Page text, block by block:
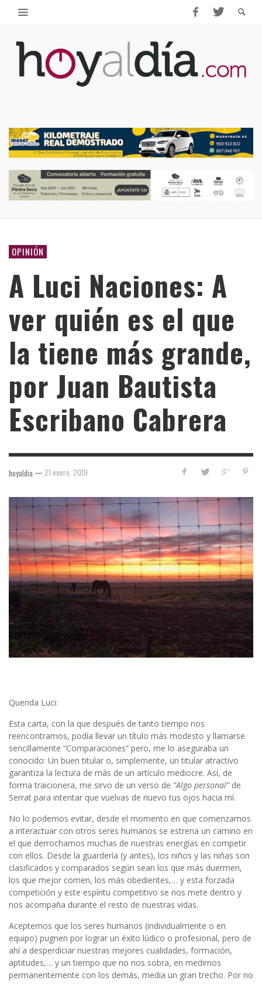
OPINIÓN
A Luci Naciones: A
ver quién es el que
la tiene más grande,
por Juan Bautista
Escribano Cabrera
hoyaldia — 21 enero, 2019
Querida Luci:
Esta carta, con la que después de tanto tiempo nos
reencontramos, podía llevar un título más modesto y llamarse
sencillamente “Comparaciones” pero, me lo aseguraba un
conocido: Un buen titular o, simplemente, un titular atractivo
garantiza la lectura de más de un artículo mediocre. Así, de
forma traicionera, me sirvo de un verso de “Algo personal” de
Serrat para intentar que vuelvas de nuevo tus ojos hacia mí.
No lo podemos evitar, desde el momento en que comenzamos
a interactuar con otros seres humanos se estrena un camino en
el que derrochamos muchas de nuestras energías en competir
con ellos. Desde la guardería (y antes), los niños y las niñas son
clasificados y comparados según sean los que más duermen,
los que mejor comen, los más obedientes,… y esta forzada
competición y este espíritu competitivo se nos mete dentro y
nos acompaña durante el resto de nuestras vidas.
Aceptemos que los seres humanos (individualmente o en
equipo) pugnen por lograr un éxito lúdico o profesional, pero de
ahí a desperdiciar nuestras mejores cualidades, formación,
aptitudes,… y un tiempo que no nos sobra, en medirnos
permanentemente con los demás, media un gran trecho. Por no